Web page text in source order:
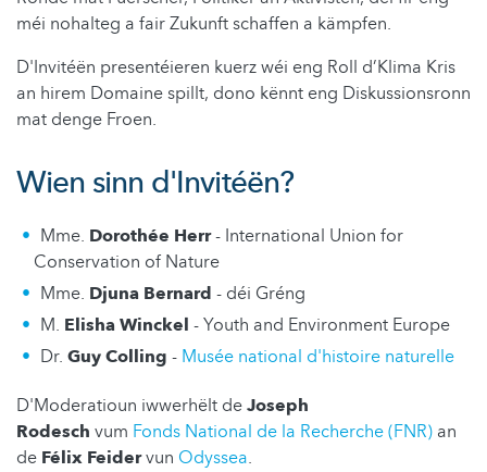
méi nohalteg a fair Zukunft schaffen a kämpfen.
D'Invitéën presentéieren kuerz wéi eng Roll d’Klima Kris
an hirem Domaine spillt, dono kënnt eng Diskussionsronn
mat denge Froen.
Wien sinn d'Invitéën?
Mme. Dorothée Herr- International Union for
Conservation of Nature
Mme. Djuna Bernard - déi Gréng
M. Elisha Winckel - Youth and Environment Europe
Dr. Guy Colling - Musée national d'histoire naturelle
D'Moderatioun iwwerhëlt deJoseph
Rodesch vum Fonds National de la Recherche (FNR) an
de Félix Feidervun Odyssea.